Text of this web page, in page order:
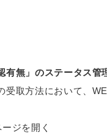
有無」のステータス管
受取方法において、
ジを開く